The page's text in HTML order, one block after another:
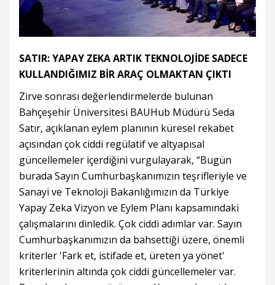
SATIR: YAPAY ZEKA ARTIK TEKNOLOJİDE SADECE
KULLANDIĞIMIZ BİR ARAÇ OLMAKTAN ÇIKTI
Zirve sonrası değerlendirmelerde bulunan
Bahçeşehir Üniversitesi BAUHub Müdürü Seda
Satır, açıklanan eylem planının küresel rekabet
açısından çok ciddi regülatif ve altyapısal
güncellemeler içerdiğini vurgulayarak, “Bugün
burada Sayın Cumhurbaşkanımızın teşrifleriyle ve
Sanayi ve Teknoloji Bakanlığımızın da Türkiye
Yapay Zeka Vizyon ve Eylem Planı kapsamındaki
çalışmalarını dinledik. Çok ciddi adımlar var. Sayın
Cumhurbaşkanımızın da bahsettiği üzere, önemli
kriterler 'Fark et, istifade et, üreten ya yönet'
kriterlerinin altında çok ciddi güncellemeler var.